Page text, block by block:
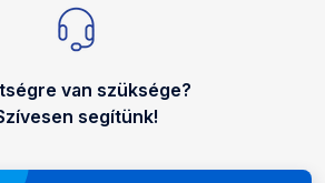
van szüksége?
segítünk!